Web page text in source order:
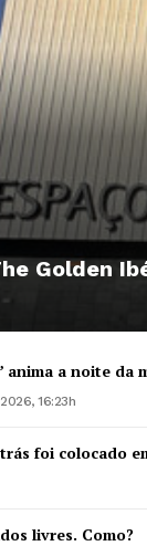
Golden
anima a noite da
16:23h
foi colocado
livres. Como?